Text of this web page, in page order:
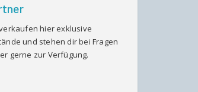
hier exklusive
und stehen dir bei Fragen
gerne zur Verfügung.